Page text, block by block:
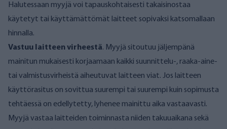
Halutessaan myyjä voi tapauskohtaisesti takaisinostaa
käytetyt tai käyttämättömät laitteet sopivaksi katsomallaan
hinnalla.
Vastuu laitteen virheestä. Myyjä sitoutuu jäljempänä
mainitun mukaisesti korjaamaan kaikki suunnittelu-, raaka-aine-
tai valmistusvirheistä aiheutuvat laitteen viat. Jos laitteen
käyttörasitus on sovittua suurempi tai suurempi kuin sopimusta
tehtäessä on edellytetty, lyhenee mainittu aika vastaavasti.
Myyjä vastaa laitteiden toiminnasta niiden takuuaikana sekä